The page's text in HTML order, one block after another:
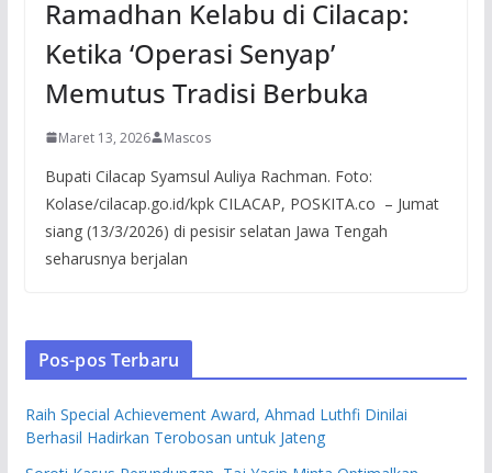
Ramadhan Kelabu di Cilacap:
Ketika ‘Operasi Senyap’
Memutus Tradisi Berbuka
Maret 13, 2026 Mascos
Bupati Cilacap Syamsul Auliya Rachman. Foto:
Kolase/cilacap.go.id/kpk CILACAP, POSKITA.co – Jumat
siang (13/3/2026) di pesisir selatan Jawa Tengah
seharusnya berjalan
Pos-pos Terbaru
Raih Special Achievement Award, Ahmad Luthfi Dinilai
Berhasil Hadirkan Terobosan untuk Jateng